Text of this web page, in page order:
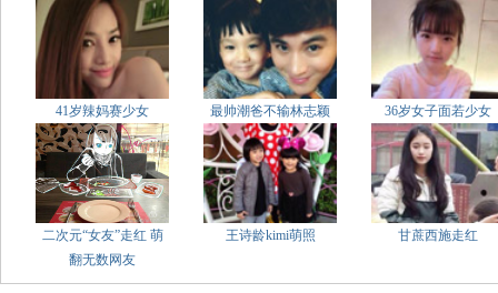
41岁辣妈赛少女 最帅潮爸不输林志颖 36岁女子面若少女
二次元“女友”走红 萌
翻无数网友
王诗龄kimi萌照 甘蔗西施走红